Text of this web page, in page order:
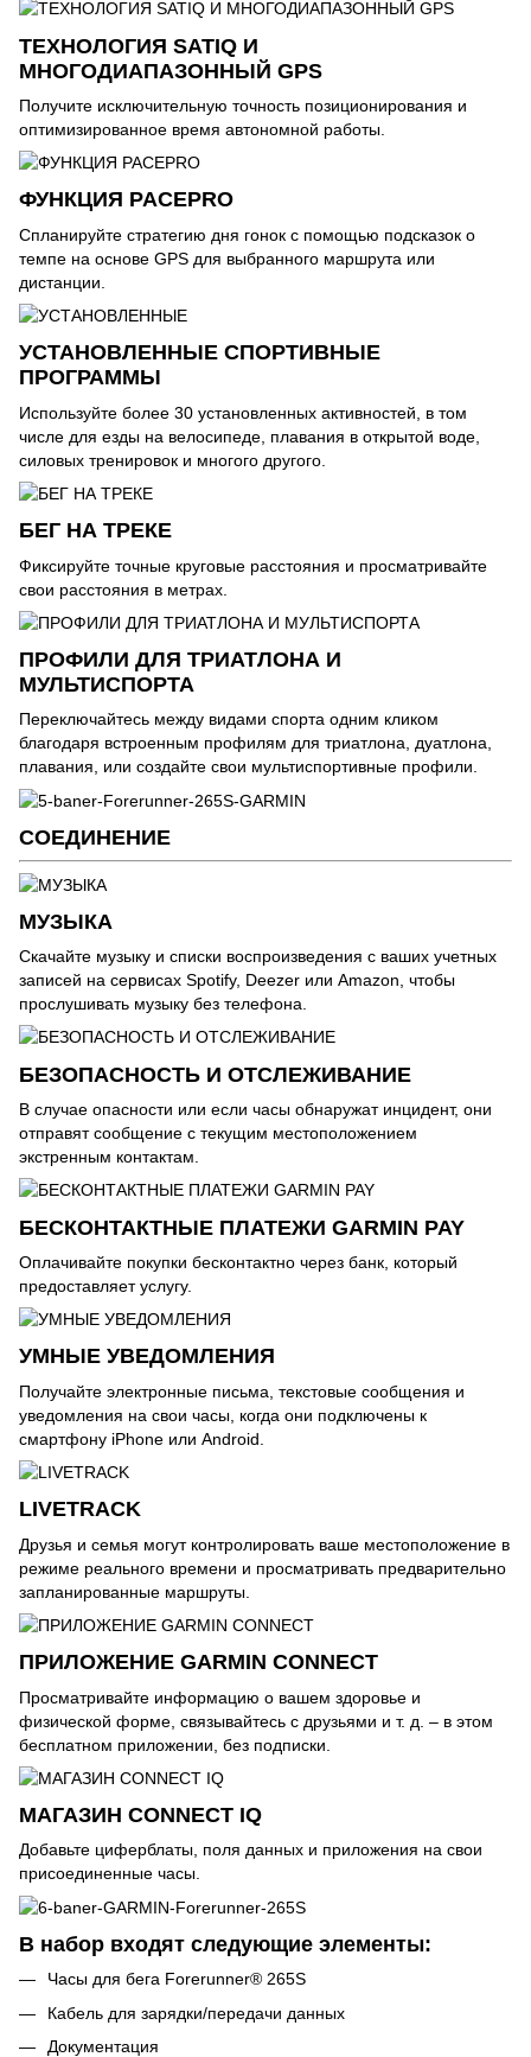
ТЕХНОЛОГИЯ SATIQ И
МНОГОДИАПАЗОННЫЙ GPS
Получите исключительную точность позиционирования и
оптимизированное время автономной работы.
ФУНКЦИЯ PACEPRO
Спланируйте стратегию дня гонок с помощью подсказок о
темпе на основе GPS для выбранного маршрута или
дистанции.
УСТАНОВЛЕННЫЕ СПОРТИВНЫЕ
ПРОГРАММЫ
Используйте более 30 установленных активностей, в том
числе для езды на велосипеде, плавания в открытой воде,
силовых тренировок и многого другого.
БЕГ НА ТРЕКЕ
Фиксируйте точные круговые расстояния и просматривайте
свои расстояния в метрах.
ПРОФИЛИ ДЛЯ ТРИАТЛОНА И
МУЛЬТИСПОРТА
Переключайтесь между видами спорта одним кликом
благодаря встроенным профилям для триатлона, дуатлона,
плавания, или создайте свои мультиспортивные профили.
СОЕДИНЕНИЕ
МУЗЫКА
Скачайте музыку и списки воспроизведения с ваших учетных
записей на сервисах Spotify, Deezer или Amazon, чтобы
прослушивать музыку без телефона.
БЕЗОПАСНОСТЬ И ОТСЛЕЖИВАНИЕ
В случае опасности или если часы обнаружат инцидент, они
отправят сообщение с текущим местоположением
экстренным контактам.
БЕСКОНТАКТНЫЕ ПЛАТЕЖИ GARMIN PAY
Оплачивайте покупки бесконтактно через банк, который
предоставляет услугу.
УМНЫЕ УВЕДОМЛЕНИЯ
Получайте электронные письма, текстовые сообщения и
уведомления на свои часы, когда они подключены к
смартфону iPhone или Android.
LIVETRACK
Друзья и семья могут контролировать ваше местоположение в
режиме реального времени и просматривать предварительно
запланированные маршруты.
ПРИЛОЖЕНИЕ GARMIN CONNECT
Просматривайте информацию о вашем здоровье и
физической форме, связывайтесь с друзьями и т. д. – в этом
бесплатном приложении, без подписки.
МАГАЗИН CONNECT IQ
Добавьте циферблаты, поля данных и приложения на свои
присоединенные часы.
В набор входят следующие элементы:
Часы для бега Forerunner® 265S
Кабель для зарядки/передачи данных
Документация